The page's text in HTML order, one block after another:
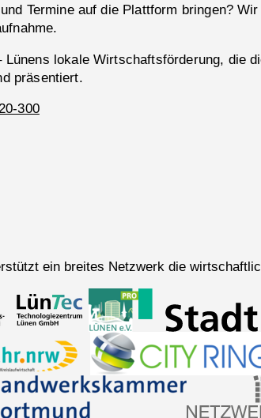
Termine auf die Plattform bringen?
Lünens lokale Wirtschaftsförderung, die
präsentiert.
300
ein breites Netzwerk die